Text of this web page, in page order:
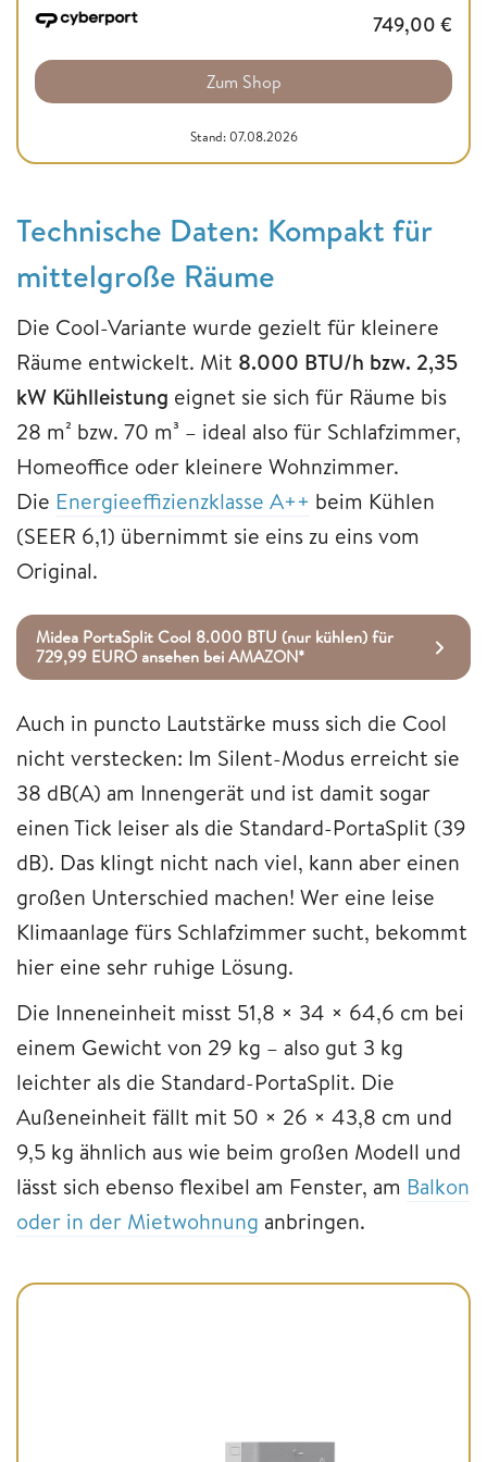
749,00 €
Zum Shop
Stand: 07.08.2026
Technische Daten: Kompakt für
mittelgroße Räume
Die Cool-Variante wurde gezielt für kleinere
Räume entwickelt. Mit 8.000 BTU/h bzw. 2,35
kW Kühlleistung eignet sie sich für Räume bis
28 m² bzw. 70 m³ – ideal also für Schlafzimmer,
Homeoffice oder kleinere Wohnzimmer.
Die Energieeffizienzklasse A++ beim Kühlen
(SEER 6,1) übernimmt sie eins zu eins vom
Original.
Midea PortaSplit Cool 8.000 BTU (nur kühlen) für
729,99 EURO ansehen bei AMAZON*
Auch in puncto Lautstärke muss sich die Cool
nicht verstecken: Im Silent-Modus erreicht sie
38 dB(A) am Innengerät und ist damit sogar
einen Tick leiser als die Standard-PortaSplit (39
dB). Das klingt nicht nach viel, kann aber einen
großen Unterschied machen! Wer eine leise
Klimaanlage fürs Schlafzimmer sucht, bekommt
hier eine sehr ruhige Lösung.
Die Inneneinheit misst 51,8 × 34 × 64,6 cm bei
einem Gewicht von 29 kg – also gut 3 kg
leichter als die Standard-PortaSplit. Die
Außeneinheit fällt mit 50 × 26 × 43,8 cm und
9,5 kg ähnlich aus wie beim großen Modell und
lässt sich ebenso flexibel am Fenster, am Balkon
oder in der Mietwohnung anbringen.